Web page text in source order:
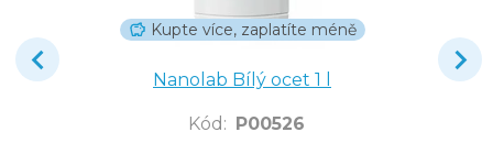
Kupte více, zaplatíte méně
Nanolab Bílý ocet 1 l
Kód : P00526